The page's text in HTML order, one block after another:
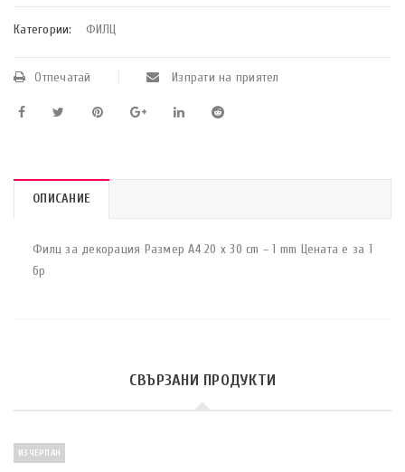
Категории: ФИЛЦ
Отпечатай Изпрати на приятел
ОПИСАНИЕ
Филц за декорация Размер A4 20 x 30 cm – 1 mm Цената е за 1
бр
СВЪРЗАНИ ПРОДУКТИ
ИЗЧЕРПАН